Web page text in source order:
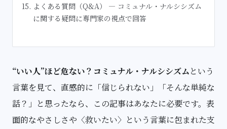
よくある質問（Q&A） — コミュナル・ナルシシズム
に関する疑問に専門家の視点で回答
“いい人”ほど危ない？コミュナル・ナルシシズムという
言葉を見て、直感的に「信じられない」「そんな単純な
話？」と思ったなら、この記事はあなたに必要です。表
面的なやさしさや〈救いたい〉という言葉に包まれた支